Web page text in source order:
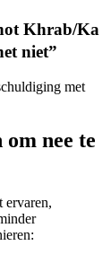
Khrab/Ka
niet”
met
nee te
ervaren,